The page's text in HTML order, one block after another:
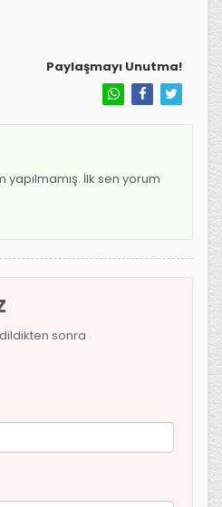
Paylaşmayı Unutma!
yapılmamış. İlk sen yorum
sonra